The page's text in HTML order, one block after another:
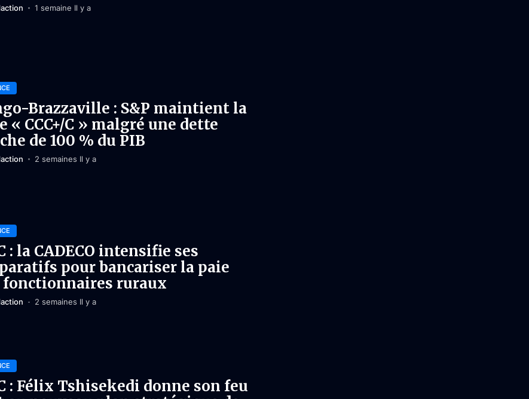
1 semaine Il y a
Brazzaville : S&P maintient la
« CCC+/C » malgré une dette
de 100 % du PIB
2 semaines Il y a
: la CADECO intensifie ses
pour bancariser la paie
fonctionnaires ruraux
2 semaines Il y a
: Félix Tshisekedi donne son feu